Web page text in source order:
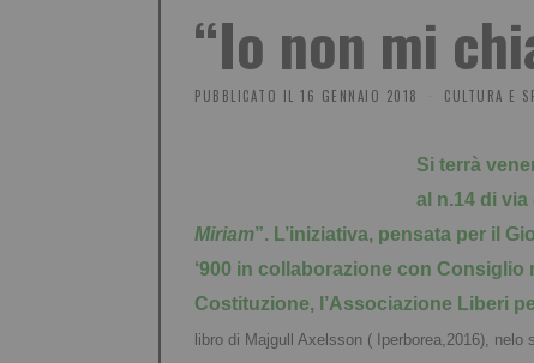
“Io non mi
PUBBLICATO IL 16 GENNAIO 2018 CULTURA E
Si terrà
al n.14 di
Miriam”. L’iniziativa, pensata per il
‘900 in collaborazione con
Costituzione, l’Associazione Liberi
libro di Majgull Axelsson ( Iperborea,2016),